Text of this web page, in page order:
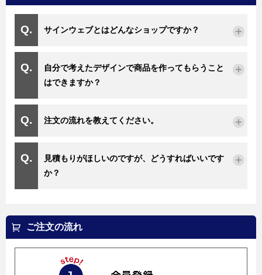
サインウェブとはどんなショップですか？
自分で考えたデザインで商品を作ってもらうこと
はできますか？
注文の流れを教えてください。
見積もりがほしいのですが、どうすればいいです
か？
ご注文の流れ